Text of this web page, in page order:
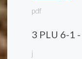
pdf
3 PLU 6-1 -
j